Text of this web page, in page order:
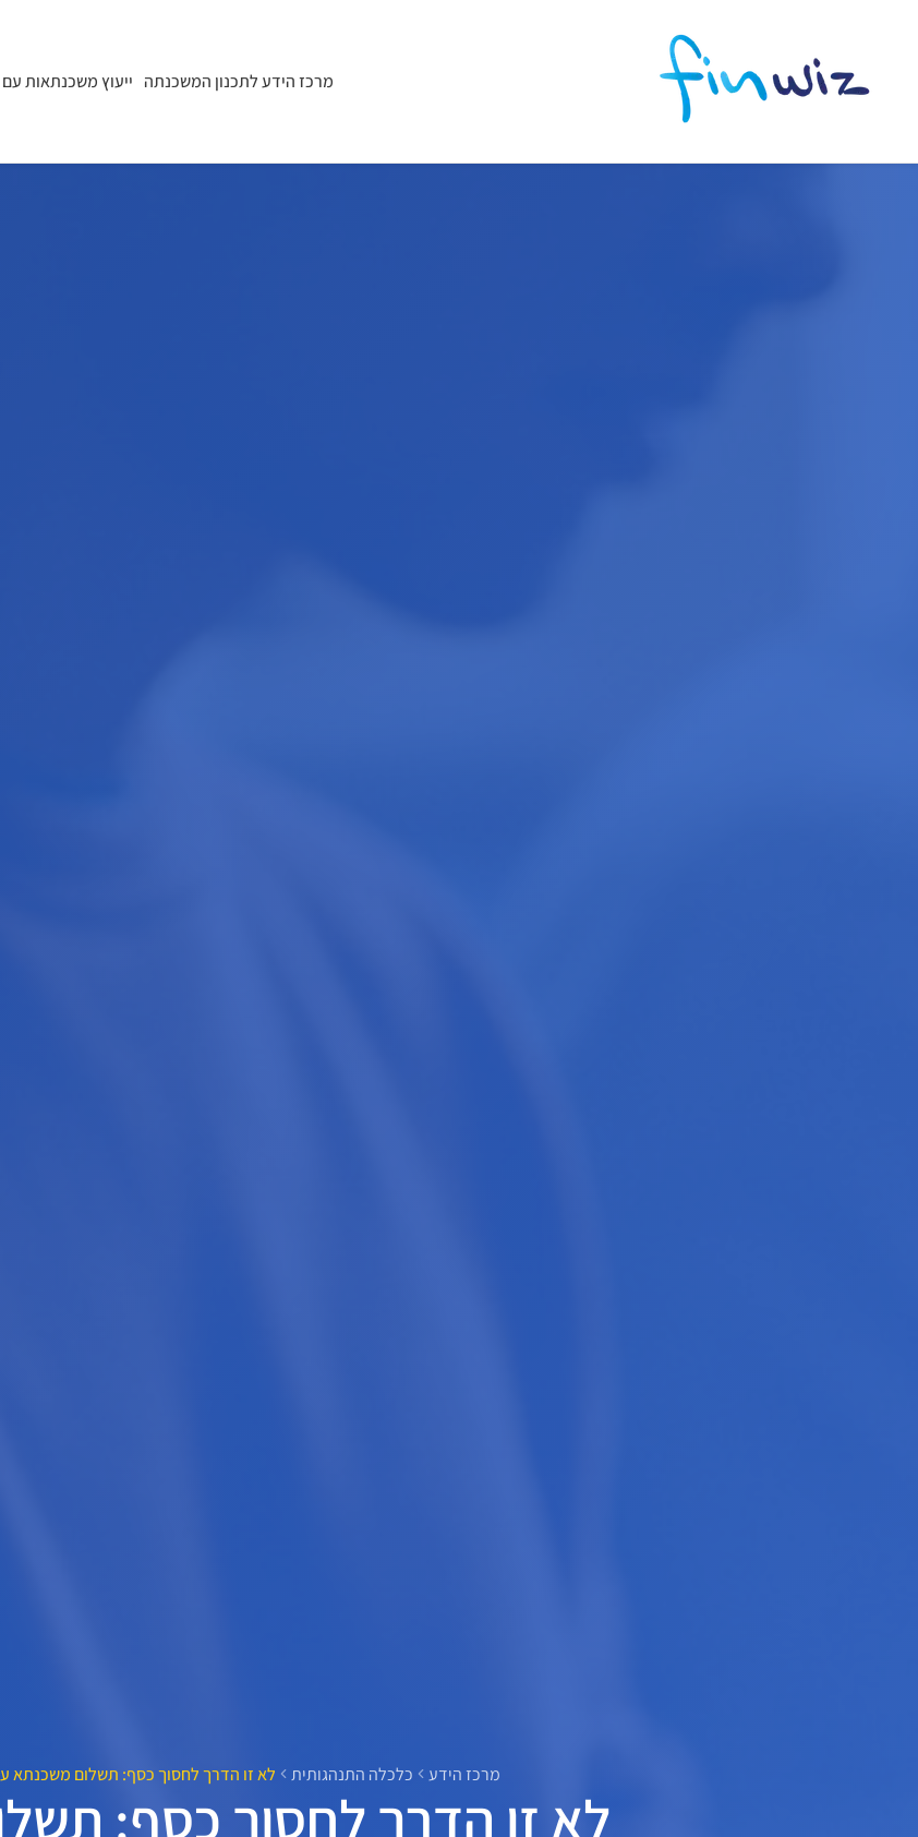
מרכז הידע לתכנון המשכנתה ייעוץ משכנתאות עם
מרכז הידע כלכלה התנהגותית לא זו הדרך לחסוך כסף: תשלום משכנתא
לא זו הדרך לחסוך כסף: